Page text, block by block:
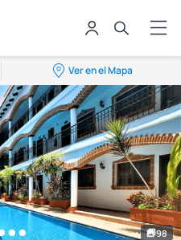
Ver en el Mapa
98